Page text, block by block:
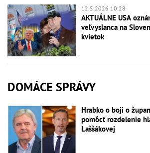
12.5.2026 10:28
AKTUÁLNE USA
veľvyslanca na
kvietok
DOMÁCE SPRÁVY
Hrabko o boji o
pomôcť rozdelenie
Laššákovej